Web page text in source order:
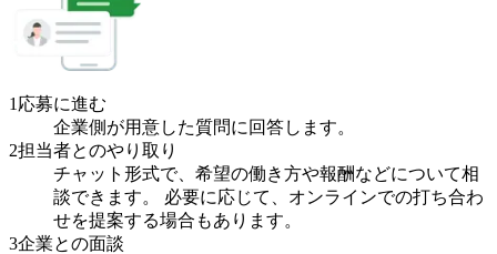
1 応募に進む
企業側が用意した質問に回答します。
2担当者とのやり取り
チャット形式で、希望の働き方や報酬などについて相
談できます。 必要に応じて、オンラインでの打ち合わ
せを提案する場合もあります。
3企業との面談